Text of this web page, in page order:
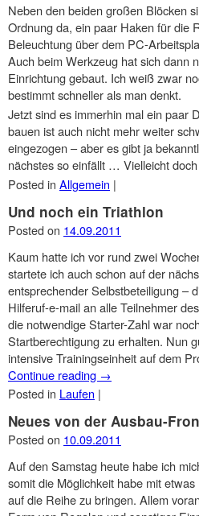
Neben den beiden großen Blöcken
Ordnung da, ein paar Haken für die
Beleuchtung über dem PC-
Auch beim Werkzeug hat sich dann
Einrichtung gebaut. Ich weiß zwar
bestimmt schneller als man denkt.
Jetzt sind es immerhin mal ein paar
bauen ist auch nicht mehr weiter
eingezogen – aber es gibt ja
nächstes so einfällt … Vielleicht
Posted in Allgemein |
Und noch ein Triathlon
Posted on 14.09.2011
Kaum hatte ich vor rund zwei
startete ich auch schon auf der
entsprechender Selbstbeteiligung –
Hilferuf-e-mail an alle Teilnehmer
die notwendige Starter-Zahl war
Startberechtigung zu erhalten. Nun
intensive Trainingseinheit auf dem
Continue reading →
Posted in Laufen |
Neues von der Ausbau-
Posted on 10.09.2011
Auf den Samstag heute habe ich
somit die Möglichkeit habe mit
auf die Reihe zu bringen. Allem